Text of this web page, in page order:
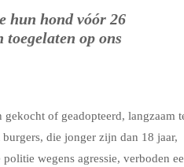
hun hond vóór 26
toegelaten op ons
of geadopteerd, langzaam
die jonger zijn dan 18 jaar,
wegens agressie, verboden